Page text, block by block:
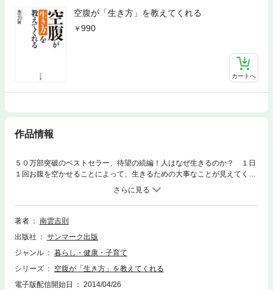
空腹が「生き方」を教えてくれる
990
カートへ
作品情報
５０万部突破のベストセラー、待望の続編！人はなぜ生きるのか？ １日
１回お腹を空かせることによって、生きるための大事なことが見えてくる
と説く著者独自の視点と考え方が、圧倒的な力で迫ってきます。空腹によ
って研ぎ澄まされた感覚や感性、心身の状態が毎日を「絶好調」で生きる
ための絶対条件となることを詳説しながら、最新の健康知識も身につく、
究極の人生論。人は空腹を知ってこそ、食べること、生きることの意義を
「好き嫌い」は大切な防衛本能◎「飢え」が生きる力をかき立てる◎「き
れい好き」は万病のもと！◎「常在菌との共生」が美と健康をもたらす◎
ない人間の脳◎「レム睡眠」で頭と心のバランスを取り戻す◎嫌なことは
仕事で発散するのが一番◎「新しい脳」からの命令に支配されない◎体と
著者
南雲吉則
出版社
サンマーク出版
ジャンル
暮らし・健康・子育て
シリーズ
空腹が「生き方」を教えてくれる
電子版配信開始日
2014/04/26